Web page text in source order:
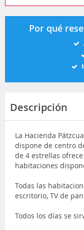
Por qué
Descripción
La Hacienda
dispone de centro
de 4 estrellas
habitaciones
Todas las
escritorio, TV de
Todos los días se